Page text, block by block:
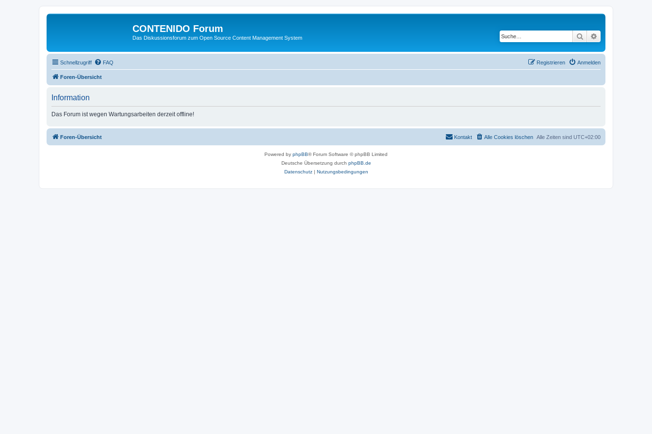
CONTENIDO Forum
Das Diskussionsforum zum Open Source Content Management System Suche
Schnellzugriff FAQ Anmelden
Registrieren
Foren-Übersicht
Information
Das Forum ist wegen Wartungsarbeiten derzeit offline!
Foren-Übersicht Alle Zeiten sind UTC+02:00
Alle Cookies löschen
Kontakt
Powered by phpBB® Forum Software © phpBB Limited
Deutsche Übersetzung durch phpBB.de
Datenschutz| Nutzungsbedingungen